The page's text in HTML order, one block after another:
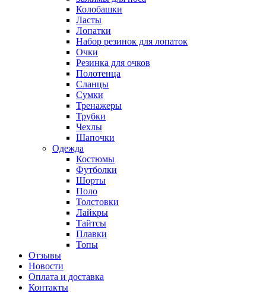
Колобашки
Ласты
Лопатки
Набор резинок для лопаток
Очки
Резинка для очков
Полотенца
Сланцы
Сумки
Тренажеры
Трубки
Чехлы
Шапочки
Одежда
Костюмы
Футболки
Шорты
Поло
Толстовки
Лайкры
Тайтсы
Плавки
Топы
Отзывы
Новости
Оплата и доставка
Контакты